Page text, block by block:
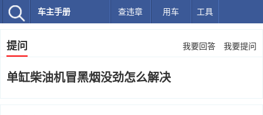
车主手册 查违章 用车 工具
提问 我要回答 我要提问
单缸柴油机冒黑烟没劲怎么解决